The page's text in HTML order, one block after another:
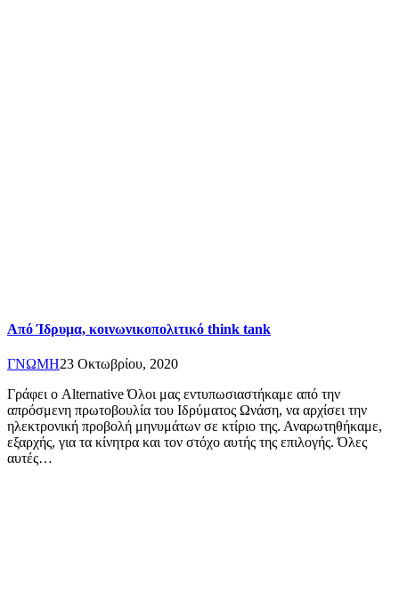
Από Ίδρυμα, κοινωνικοπολιτικό think tank
ΓΝΩΜΗ23 Οκτωβρίου, 2020
Γράφει ο Alternative Όλοι μας εντυπωσιαστήκαμε από την
απρόσμενη πρωτοβουλία του Ιδρύματος Ωνάση, να αρχίσει την
ηλεκτρονική προβολή μηνυμάτων σε κτίριο της. Αναρωτηθήκαμε,
εξαρχής, για τα κίνητρα και τον στόχο αυτής της επιλογής. Όλες
αυτές…